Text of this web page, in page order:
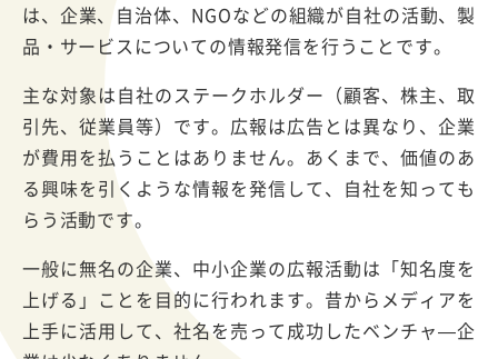
は、企業、自治体、NGOなどの組織が自社の活動、製
品・サービスについての情報発信を行うことです。
主な対象は自社のステークホルダー（顧客、株主、取
引先、従業員等）です。広報は広告とは異なり、企業
が費用を払うことはありません。あくまで、価値のあ
る興味を引くような情報を発信して、自社を知っても
らう活動です。
一般に無名の企業、中小企業の広報活動は「知名度を
上げる」ことを目的に行われます。昔からメディアを
上手に活用して、社名を売って成功したベンチャ—企